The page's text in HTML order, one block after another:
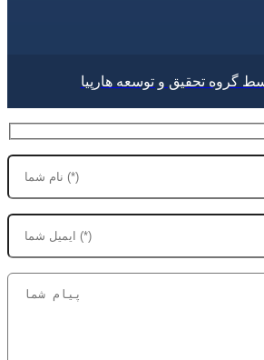
گروه تحقیق و توسعه هارپیا